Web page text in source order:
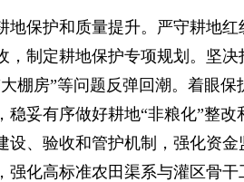
地保护和质量提升。严守耕地
，制定耕地保护专项规划。坚
棚房”等问题反弹回潮。着眼
稳妥有序做好耕地“非粮化”整
设、验收和管护机制，强化资
强化高标准农田渠系与灌区骨